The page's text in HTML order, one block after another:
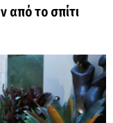
από το σπίτι